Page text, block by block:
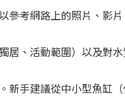
參考網路上的照片、影
居、活動範圍）以及對
手建議從中小型魚缸